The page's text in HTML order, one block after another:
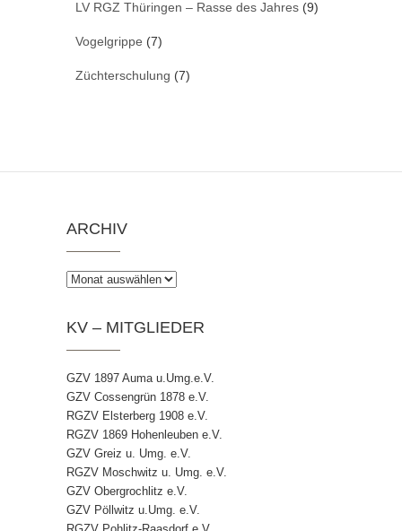
LV RGZ Thüringen – Rasse des Jahres (9)
Vogelgrippe (7)
Züchterschulung (7)
ARCHIV
Archiv
KV – MITGLIEDER
GZV 1897 Auma u.Umg.e.V.
GZV Cossengrün 1878 e.V.
RGZV Elsterberg 1908 e.V.
RGZV 1869 Hohenleuben e.V.
GZV Greiz u. Umg. e.V.
RGZV Moschwitz u. Umg. e.V.
GZV Obergrochlitz e.V.
GZV Pöllwitz u.Umg. e.V.